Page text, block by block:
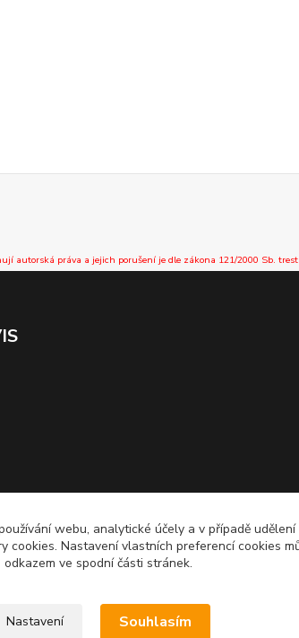
autorská práva a jejich porušení je dle zákona 121/2000 Sb.
webu, analytické účely a v případě
cookies. Nastavení vlastních preferencí cookies
odkazem ve spodní části stránek.
Nastavení Souhlasím